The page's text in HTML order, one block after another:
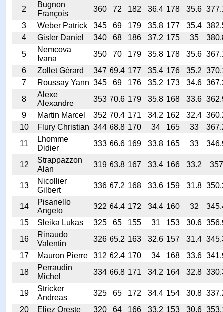
2
Bugnon
François
360 72 182 36.4 178 35.6
3
Weber Patrick 345 69 179 35.8 177 35.4
4
Gisler Daniel 340 68 186 37.2 175 35
5
Nemcova
Ivana
350 70 179 35.8 178 35.6
6
Zollet Gérard 347 69.4 177 35.4 176 35.2
7
Roussay Yann 345 69 176 35.2 173 34.6
8
Alexe
Alexandre
353 70.6 179 35.8 168 33.6
9
Martin Marcel 352 70.4 171 34.2 162 32.4
10
Flury Christian 344 68.8 170 34 165 33
11
Lhomme
Didier
333 66.6 169 33.8 165 33
12
Strappazzon
Alan
319 63.8 167 33.4 166 33.2 357
13
Nicollier
Gilbert
336 67.2 168 33.6 159 31.8
14
Pisanello
Angelo
322 64.4 172 34.4 160 32
15
Sleika Lukas 325 65 155 31 153 30.6
16
Rinaudo
Valentin
326 65.2 163 32.6 157 31.4
17
Mauron Pierre 312 62.4 170 34 168 33.6
18
Perraudin
Michel
334 66.8 171 34.2 164 32.8
19
Stricker
Andreas
325 65 172 34.4 154 30.8
20
Eliez Oreste 320 64 166 33.2 153 30.6